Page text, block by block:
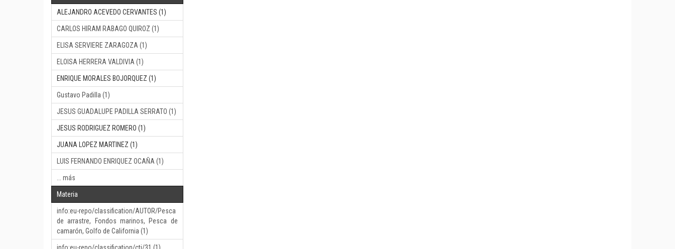
ALEJANDRO ACEVEDO CERVANTES (1)
CARLOS HIRAM RABAGO QUIROZ (1)
ELISA SERVIERE ZARAGOZA (1)
ELOISA HERRERA VALDIVIA (1)
ENRIQUE MORALES BOJORQUEZ (1)
Gustavo Padilla (1)
JESUS GUADALUPE PADILLA SERRATO (1)
JESUS RODRIGUEZ ROMERO (1)
JUANA LOPEZ MARTINEZ (1)
LUIS FERNANDO ENRIQUEZ OCAÑA (1)
... más
Materia
info:eu-repo/classification/AUTOR/Pesca
de arrastre, Fondos marinos, Pesca de
camarón, Golfo de California (1)